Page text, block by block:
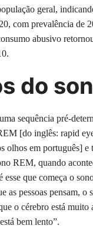
geral,
com prevalência de
abusivo
do
sequência pré-
[do inglês: rapid
olhos em português] e
REM, quando
esse que começa o
as pessoas pensam, o
o cérebro está
bem lento”.